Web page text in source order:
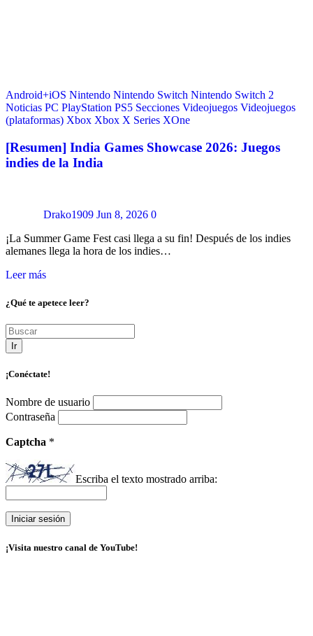
Android+iOS Nintendo Nintendo Switch Nintendo Switch 2
Noticias PC PlayStation PS5 Secciones Videojuegos Videojuegos
(plataformas) Xbox Xbox X Series XOne
[Resumen] India Games Showcase 2026: Juegos
indies de la India
Drako1909 Jun 8, 2026 0
¡La Summer Game Fest casi llega a su fin! Después de los indies
alemanes llega la hora de los indies…
Leer más
¿Qué te apetece leer?
Ir
¡Conéctate!
Nombre de usuario
Contraseña
Captcha *
Escriba el texto mostrado arriba:
¡Visita nuestro canal de YouTube!